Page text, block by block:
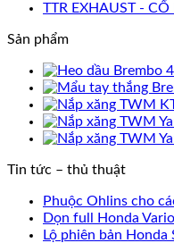
TTR EXHAUST - CỔ
Sản phẩm
Tin tức – thủ thuật
Phuộc Ohlins cho
Dọn full Honda
Lộ phiên bản